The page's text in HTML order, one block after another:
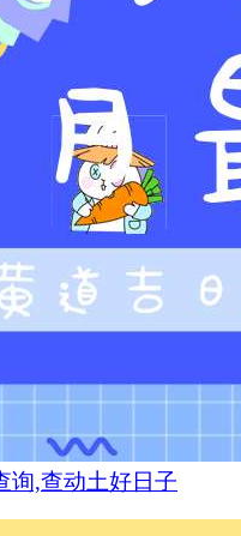
询,查动土好日子